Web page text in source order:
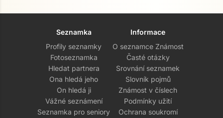
Seznamka
Profily seznamky
Fotoseznamka
Hledat partnera
Ona hledá jeho
On hledá ji
Vážné seznámení
Seznamka pro seniory
Informace
O seznamce Známost
Časté otázky
Srovnání seznamek
Slovník pojmů
Známost v číslech
Podmínky užití
Ochrana soukromí